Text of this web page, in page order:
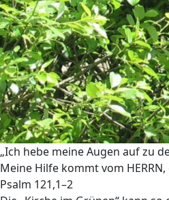
„Ich hebe meine Augen auf zu
Meine Hilfe kommt vom
Psalm 121,1–2